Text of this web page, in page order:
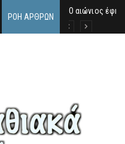
ΡΟΉ ΆΡΘΡΩΝ
Ο αιώνιος
Δικαστική
Άμεση